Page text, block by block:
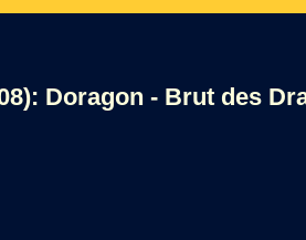
Doragon - Brut des